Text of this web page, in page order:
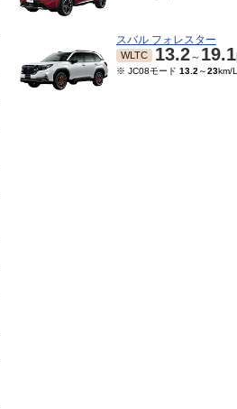
スバル フォレスター
WLTC 13.2～ 19.1
※ JC08モード 13.2 ～23km/L